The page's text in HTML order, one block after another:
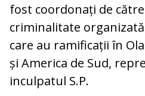
fost coordonați de
criminalitate
care au ramificații în
și America de Sud,
inculpatul S.P.